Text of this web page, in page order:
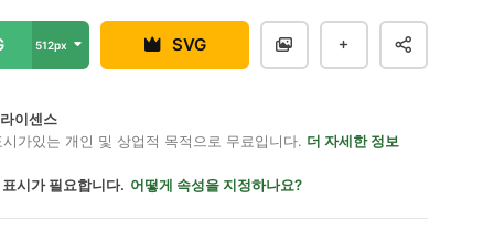
512px SVG
이센스
가있는 개인 및 상업적 목적으로 무료입니다. 더 자세한 정보
시가 필요합니다. 어떻게 속성을 지정하나요?